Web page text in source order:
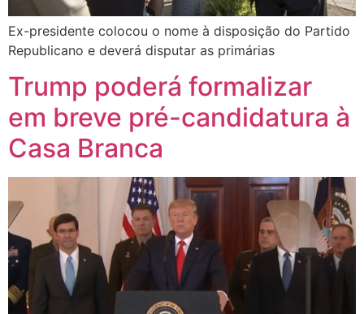
Ex-presidente colocou o nome à disposição do Partido
Republicano e deverá disputar as primárias
Trump poderá formalizar
em breve pré-candidatura à
Casa Branca